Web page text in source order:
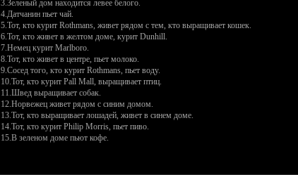
3.Зеленый дом находится левее белого.
4.Датчанин пьет чай.
5.Тот, кто курит Rothmans, живет рядом с тем, кто выращивает кошек.
6.Тот, кто живет в желтом доме, курит Dunhill.
7.Немец курит Marlboro.
8.Тот, кто живет в центре, пьет молоко.
9.Сосед того, кто курит Rothmans, пьет воду.
10.Тот, кто курит Pall Mall, выращивает птиц.
11.Швед выращивает собак.
12.Норвежец живет рядом с синим домом.
13.Тот, кто выращивает лошадей, живет в синем доме.
14.Тот, кто курит Philip Morris, пьет пиво.
15.В зеленом доме пьют кофе.